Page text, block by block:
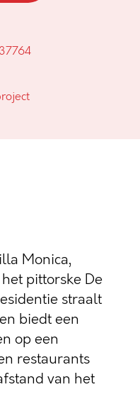
Monica,
pittorske De
straalt
biedt een
op een
restaurants
van het